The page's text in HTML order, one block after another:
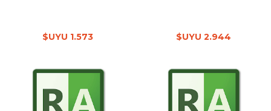
$UYU 1.573 $UYU 2.944